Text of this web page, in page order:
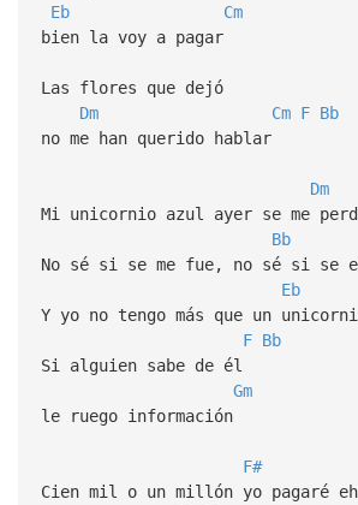
Eb
Cm
bien la voy a pagar
Las flores que dejó
Dm
Cm F Bb
no me han querido hablar
Dm
Mi unicornio azul ayer se me
Bb
No sé si se me fue, no sé si se
Eb
Y yo no tengo más que un
F Bb
Si alguien sabe de él
Gm
le ruego información
F#
Cien mil o un millón yo pagaré